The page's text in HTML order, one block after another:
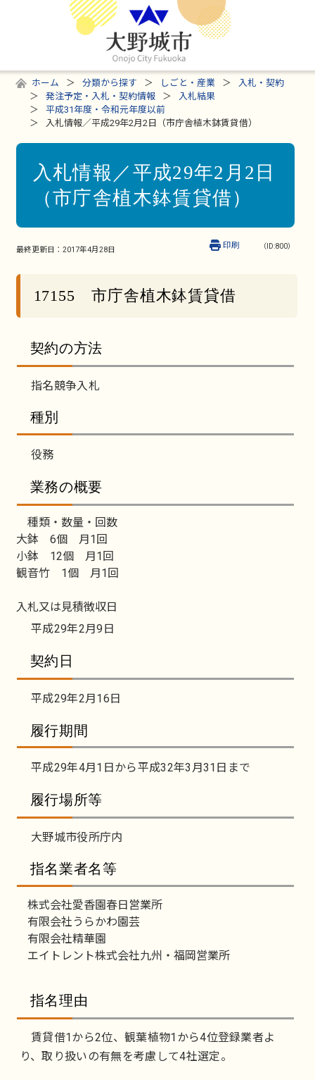
ホーム 分類から探す しごと・産業
入札・契約
発注予定・入札・契約情報
入札結果
平成31年度・令和元年度以前
入札情報／平成29年2月2日（市庁舎植木鉢賃貸借）
入札情報／平成29年2月2日
（市庁舎植木鉢賃貸借）
最終更新日： 2017年4月28日 （ID:800）
印刷
17155 市庁舎植木鉢賃貸借
契約の方法
指名競争入札
種別
役務
業務の概要
種類・数量・回数
大鉢 6個 月1回
小鉢 12個 月1回
観音竹 1個 月1回
入札又は見積徴収日
平成29年2月9日
契約日
平成29年2月16日
履行期間
平成29年4月1日から平成32年3月31日まで
履行場所等
大野城市役所庁内
指名業者名等
株式会社愛香園春日営業所
有限会社うらかわ園芸
有限会社精華園
エイトレント株式会社九州・福岡営業所
指名理由
賃貸借1から2位、観葉植物1から4位登録業者よ
り、取り扱いの有無を考慮して4社選定。